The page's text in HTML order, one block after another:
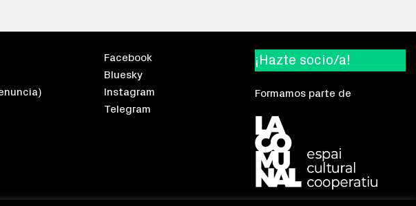
Facebook
Bluesky
Instagram
Telegram
¡Hazte socio/a!
Formamos parte de